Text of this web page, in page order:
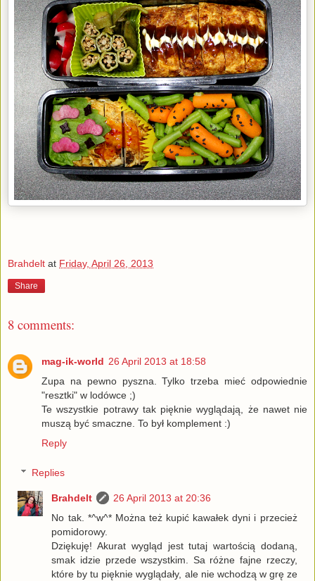
Brahdelt at Friday, April 26, 2013
Share
8 comments:
mag-ik-world 26 April 2013 at 18:58
Zupa na pewno pyszna. Tylko trzeba mieć odpowiednie
"resztki" w lodówce ;)
Te wszystkie potrawy tak pięknie wyglądają, że nawet nie
muszą być smaczne. To był komplement :)
Reply
Replies
Brahdelt
26 April 2013 at 20:36
No tak. *^w^* Można też kupić kawałek dyni i przecież
pomidorowy.
Dziękuję! Akurat wygląd jest tutaj wartością dodaną,
smak idzie przede wszystkim. Sa różne fajne rzeczy,
które by tu pięknie wyglądały, ale nie wchodzą w grę ze